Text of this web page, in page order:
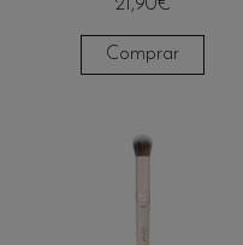
21,90€
Comprar